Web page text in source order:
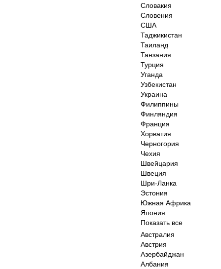
Словакия
Словения
США
Таджикистан
Таиланд
Танзания
Турция
Уганда
Узбекистан
Украина
Филиппины
Финляндия
Франция
Хорватия
Черногория
Чехия
Швейцария
Швеция
Шри-Ланка
Эстония
Южная Африка
Япония
Показать все
Австралия
Австрия
Азербайджан
Албания